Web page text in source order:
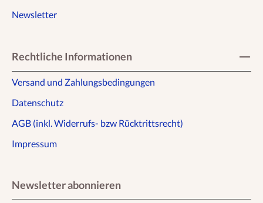
Newsletter
Rechtliche Informationen
Versand und Zahlungsbedingungen
Datenschutz
AGB (inkl. Widerrufs- bzw Rücktrittsrecht)
Impressum
Newsletter abonnieren